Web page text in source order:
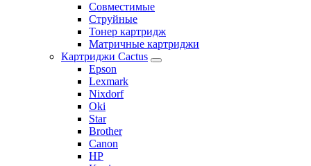
Совместимые
Струйные
Тонер картридж
Матричные картриджи
Картриджи Cactus
Epson
Lexmark
Nixdorf
Oki
Star
Brother
Canon
HP